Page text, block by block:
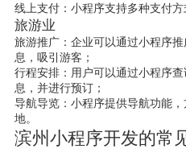
线上支付：小程序支持多种支付方
旅游业
旅游推广：企业可以通过小程序
息，吸引游客；
行程安排：用户可以通过小程序
息，并进行预订；
导航导览：小程序提供导航功能
地。
滨州小程序开发的常